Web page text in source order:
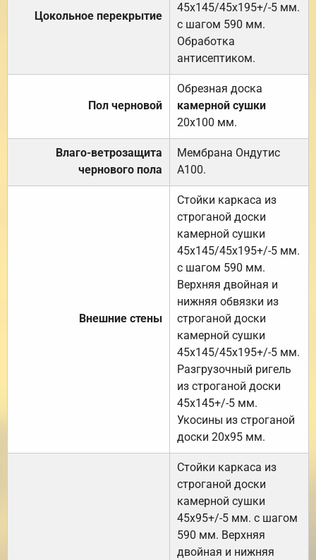
Цокольное перекрытие
45х145/45х195+/-5 мм.
с шагом 590 мм.
Обработка
антисептиком.
Пол черновой
Обрезная доска
камерной сушки
20х100 мм.
Влаго-ветрозащита
чернового пола
Мембрана Ондутис
А100.
Внешние стены
Стойки каркаса из
строганой доски
камерной сушки
45х145/45х195+/-5 мм.
с шагом 590 мм.
Верхняя двойная и
нижняя обвязки из
строганой доски
камерной сушки
45х145/45х195+/-5 мм.
Разгрузочный ригель
из строганой доски
45х145+/-5 мм.
Укосины из строганой
доски 20х95 мм.
Стойки каркаса из
строганой доски
камерной сушки
45х95+/-5 мм. с шагом
590 мм. Верхняя
двойная и нижняя